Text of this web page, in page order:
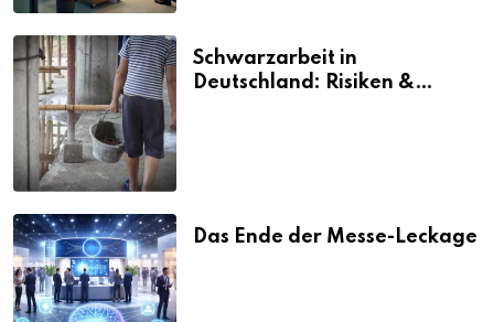
Schwarzarbeit in
Deutschland: Risiken &
Das Ende der Messe-Leckage